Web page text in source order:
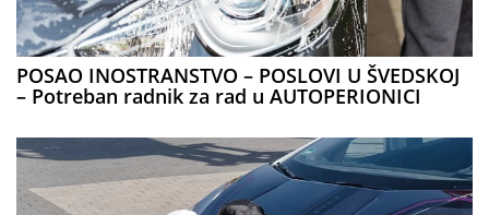
POSAO INOSTRANSTVO – POSLOVI U ŠVEDSKOJ
– Potreban radnik za rad u AUTOPERIONICI